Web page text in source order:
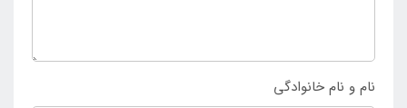
نام و نام خانوادگی